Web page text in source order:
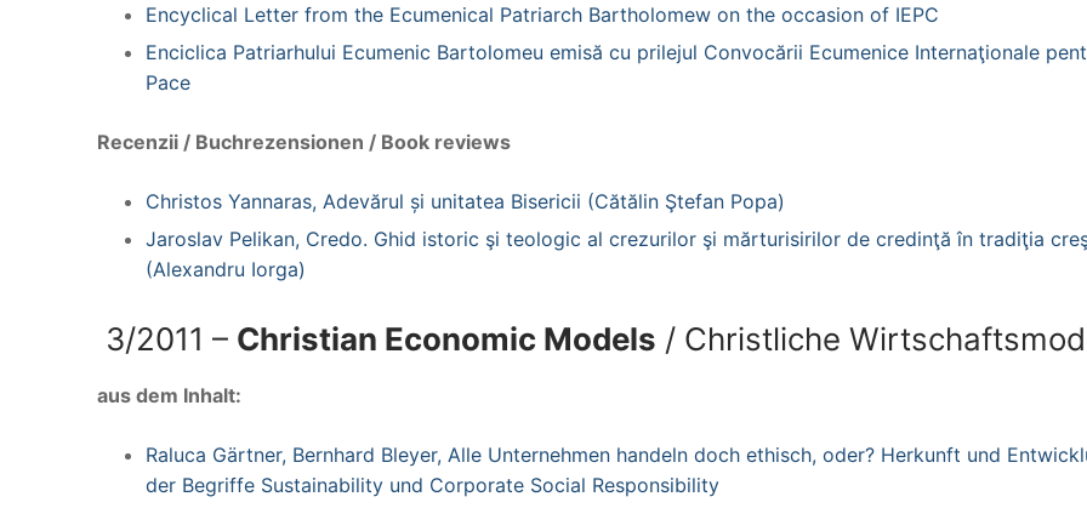
Encyclical Letter from the Ecumenical Patriarch Bartholomew on the occasion of IEPC
Enciclica Patriarhului Ecumenic Bartolomeu emisă cu prilejul Convocării Ecumenice Internaţionale
Pace
Recenzii / Buchrezensionen / Book reviews
Christos Yannaras, Adevărul și unitatea Bisericii (Cătălin Ştefan Popa)
Jaroslav Pelikan, Credo. Ghid istoric şi teologic al crezurilor şi mărturisirilor de credinţă în tradiţia
(Alexandru Iorga)
3/2011 – Christian Economic Models / Christliche
aus dem Inhalt:
Raluca Gärtner, Bernhard Bleyer, Alle Unternehmen handeln doch ethisch, oder? Herkunft und
der Begriffe Sustainability und Corporate Social Responsibility